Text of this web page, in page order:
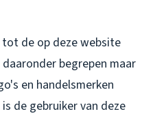
de op deze website
begrepen maar
en handelsmerken
de gebruiker van deze